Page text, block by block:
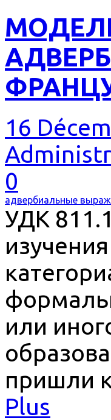
16
0
адвербиальные
УДК
или
пришли
Plus